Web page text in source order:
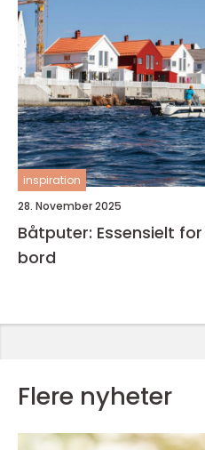
inspiration
28. November 2025
Båtputer: Essensielt
bord
Flere nyheter